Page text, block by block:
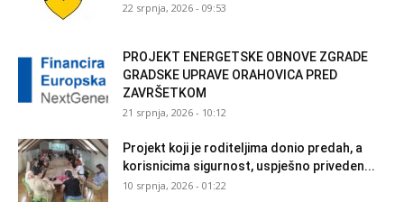
22 srpnja, 2026 - 09:53
PROJEKT ENERGETSKE OBNOVE ZGRADE
GRADSKE UPRAVE ORAHOVICA PRED
ZAVRŠETKOM
21 srpnja, 2026 - 10:12
Projekt koji je roditeljima donio predah, a
korisnicima sigurnost, uspješno priveden...
10 srpnja, 2026 - 01:22